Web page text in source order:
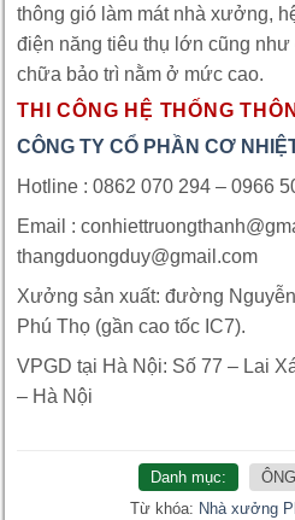
thông gió làm mát nhà xưởng,
điện năng tiêu thụ lớn cũng
chữa bảo trì nằm ở mức cao.
THI CÔNG HỆ THỐNG
CÔNG TY CỔ PHẦN CƠ
Hotline : 0862 070 294 – 0966
Email :
thangduongduy@gmail.com
Xưởng sản xuất: đường
Phú Thọ (gần cao tốc IC7).
VPGD tại Hà Nội: Số 77 – Lai
– Hà Nội
Danh mục:
Từ khóa: Nhà xưởng